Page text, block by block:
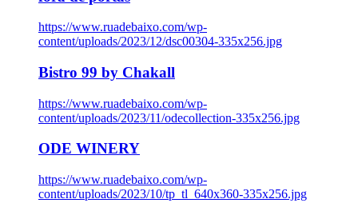
https://www.ruadebaixo.com/wp-
content/uploads/2023/12/dsc00304-335x256.jpg
Bistro 99 by Chakall
https://www.ruadebaixo.com/wp-
content/uploads/2023/11/odecollection-335x256.jpg
ODE WINERY
https://www.ruadebaixo.com/wp-
content/uploads/2023/10/tp_tl_640x360-335x256.jpg